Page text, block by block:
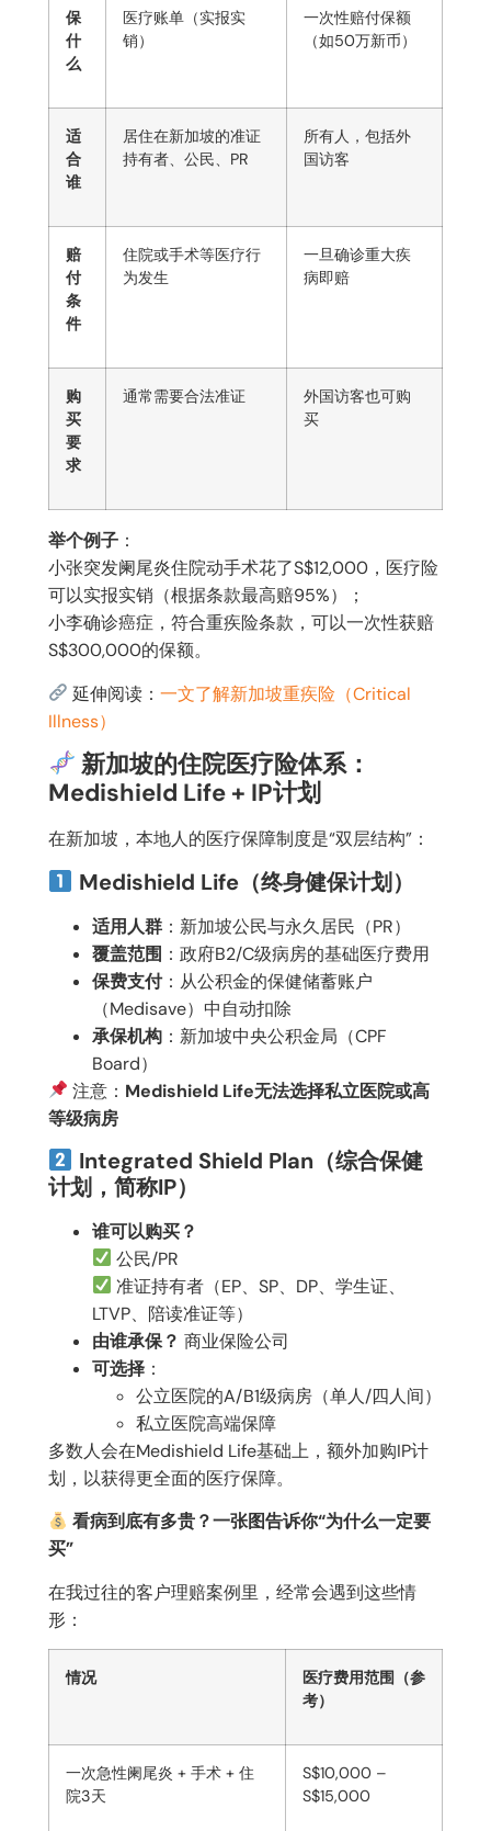
保
什
么
医疗账单（实报实
销）
一次性赔付保额
（如50万新币）
适
合
谁
居住在新加坡的准证
持有者、公民、 PR
所有人，包括外
国访客
赔
付
条
件
住院或手术等医疗行
为发生
一旦确诊重大疾
病即赔
购
买
要
求
通常需要合法准证
外国访客也可购
买
举个例子 ：
小张突发阑尾炎住院动手术花了S$12,000，医疗险
可以实报实销（根据条款最高赔95%）；
小李确诊癌症，符合重疾险条款，可以一次性获赔
S$300,000的保额。
延伸阅读：一文了解新加坡重疾险（Critical
Illness）
新加坡的住院医疗险体系：
Medishield Life + IP计划
在新加坡，本地人的医疗保障制度是“双层结构”：
Medishield Life（终身健保计划）
适用人群 ：新加坡公民与永久居民（PR）
覆盖范围 ：政府B2/C级病房的基础医疗费用
保费支付：从公积金的保健储蓄账户
（Medisave）中自动扣除
承保机构 ：新加坡中央公积金局（CPF
Board）
注意： Medishield Life无法选择私立医院或高
等级病房
Integrated Shield Plan（综合保健
计划，简称IP）
谁可以购买？
公民/PR
准证持有者（EP、SP、DP、学生证、
LTVP、陪读准证等）
由谁承保？ 商业保险公司
可选择 ：
公立医院的A/B1级病房（单人/四人间）
私立医院高端保障
多数人会在Medishield Life基础上，额外加购IP计
划，以获得更全面的医疗保障。
看病到底有多贵？一张图告诉你“为什么一定要
买”
在我过往的客户理赔案例里，经常会遇到这些情
形：
情况
医疗费用范围（参
考）
一次急性阑尾炎 + 手术 + 住
院3天
S$10,000 –
S$15,000